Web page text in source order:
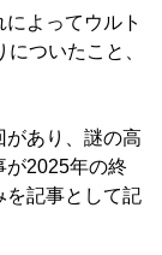
よってウルト
ついたこと、
あり、謎の高
が2025年の終
を記事として記